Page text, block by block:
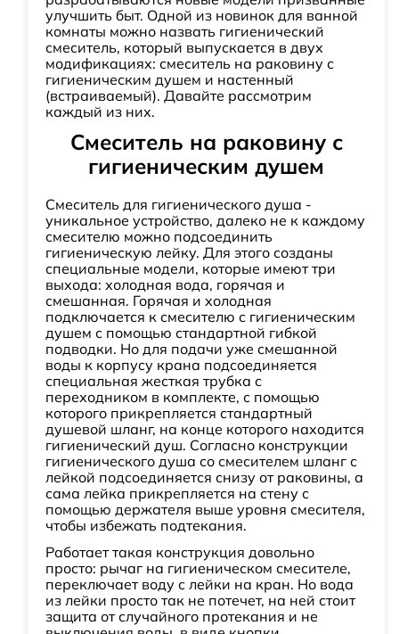
улучшить быт. Одной из новинок для ванной
комнаты можно назвать гигиенический
смеситель, который выпускается в двух
модификациях: смеситель на раковину с
гигиеническим душем и настенный
(встраиваемый). Давайте рассмотрим
каждый из них.
Смеситель на раковину с
гигиеническим душем
Смеситель для гигиенического душа -
уникальное устройство, далеко не к каждому
смесителю можно подсоединить
гигиеническую лейку. Для этого созданы
специальные модели, которые имеют три
выхода: холодная вода, горячая и
смешанная. Горячая и холодная
подключается к смесителю с гигиеническим
душем с помощью стандартной гибкой
подводки. Но для подачи уже смешанной
воды к корпусу крана подсоединяется
специальная жесткая трубка с
переходником в комплекте, с помощью
которого прикрепляется стандартный
душевой шланг, на конце которого находится
гигиенический душ. Согласно конструкции
гигиенического душа со смесителем шланг с
лейкой подсоединяется снизу от раковины, а
сама лейка прикрепляется на стену с
помощью держателя выше уровня смесителя,
чтобы избежать подтекания.
Работает такая конструкция довольно
просто: рычаг на гигиеническом смесителе,
переключает воду с лейки на кран. Но вода
из лейки просто так не потечет, на ней стоит
защита от случайного протекания и не